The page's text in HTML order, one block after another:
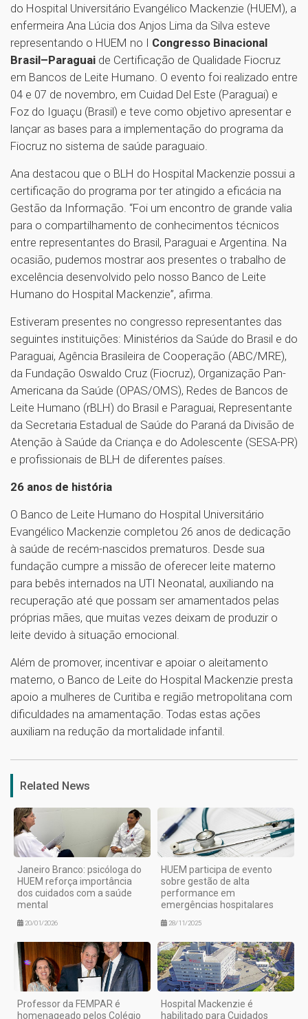
do Hospital Universitário Evangélico Mackenzie (HUEM), a
enfermeira Ana Lúcia dos Anjos Lima da Silva esteve
representando o HUEM no I Congresso Binacional
Brasil–Paraguai de Certificação de Qualidade Fiocruz
em Bancos de Leite Humano. O evento foi realizado entre
04 e 07 de novembro, em Cuidad Del Este (Paraguai) e
Foz do Iguaçu (Brasil) e teve como objetivo apresentar e
lançar as bases para a implementação do programa da
Fiocruz no sistema de saúde paraguaio.
Ana destacou que o BLH do Hospital Mackenzie possui a
certificação do programa por ter atingido a eficácia na
Gestão da Informação. “Foi um encontro de grande valia
para o compartilhamento de conhecimentos técnicos
entre representantes do Brasil, Paraguai e Argentina. Na
ocasião, pudemos mostrar aos presentes o trabalho de
excelência desenvolvido pelo nosso Banco de Leite
Humano do Hospital Mackenzie”, afirma.
Estiveram presentes no congresso representantes das
seguintes instituições: Ministérios da Saúde do Brasil e do
Paraguai, Agência Brasileira de Cooperação (ABC/MRE),
da Fundação Oswaldo Cruz (Fiocruz), Organização Pan-
Americana da Saúde (OPAS/OMS), Redes de Bancos de
Leite Humano (rBLH) do Brasil e Paraguai, Representante
da Secretaria Estadual de Saúde do Paraná da Divisão de
Atenção à Saúde da Criança e do Adolescente (SESA-PR)
e profissionais de BLH de diferentes países.
26 anos de história
O Banco de Leite Humano do Hospital Universitário
Evangélico Mackenzie completou 26 anos de dedicação
à saúde de recém-nascidos prematuros. Desde sua
fundação cumpre a missão de oferecer leite materno
para bebês internados na UTI Neonatal, auxiliando na
recuperação até que possam ser amamentados pelas
próprias mães, que muitas vezes deixam de produzir o
leite devido à situação emocional.
Além de promover, incentivar e apoiar o aleitamento
materno, o Banco de Leite do Hospital Mackenzie presta
apoio a mulheres de Curitiba e região metropolitana com
dificuldades na amamentação. Todas estas ações
auxiliam na redução da mortalidade infantil.
1
Related News
Janeiro Branco: psicóloga do
HUEM reforça importância
dos cuidados com a saúde
mental
20/01/2026
HUEM participa de evento
sobre gestão de alta
performance em
emergências hospitalares
28/11/2025
Professor da FEMPAR é
homenageado pelos Colégio
Hospital Mackenzie é
habilitado para Cuidados